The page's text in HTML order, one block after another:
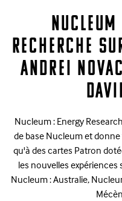
Recherche
Andrei
Nucleum : Energy
de base Nucleum et
qu'à des cartes Patron
les nouvelles
Nucleum : Australie,